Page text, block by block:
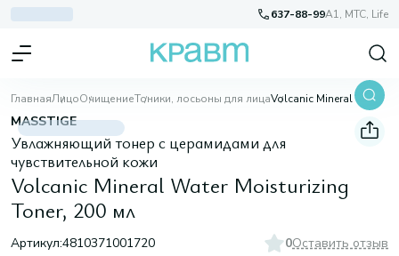
637-88-99A1, МТС, Life
ГлавнаяЛицоОчищениеТоники, лосьоны для лица Volcanic Mineral Water Moisturizing Toner, 200 мл
MASSTIGE
Увлажняющий тонер с церамидами для
чувствительной кожи
Volcanic Mineral Water Moisturizing
Toner, 200 мл
Артикул:4810371001720 0Оставить отзыв